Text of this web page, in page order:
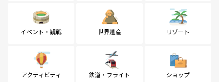
イベント・観戦 世界遺産 リゾート
アクティビティ 鉄道・フライト ショップ